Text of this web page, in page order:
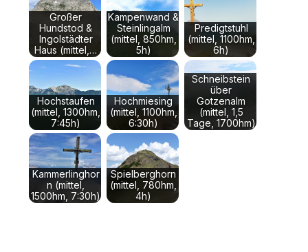
Großer
Hundstod &
Ingolstädter
Haus (mittel,…
Kampenwand &
Steinlingalm
(mittel, 850hm,
5h)
Predigtstuhl
(mittel, 1100hm,
6h)
Hochstaufen
(mittel, 1300hm,
7:45h)
Hochmiesing
(mittel, 1100hm,
6:30h)
Schneibstein
über
Gotzenalm
(mittel, 1,5
Tage, 1700hm)
Kammerlinghor
n (mittel,
1500hm, 7:30h)
Spielberghorn
(mittel, 780hm,
4h)